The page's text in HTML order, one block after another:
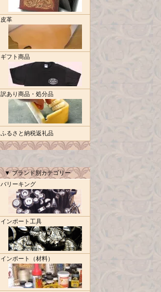
皮革
ギフト商品
訳あり商品・処分品
ふるさと納税返礼品
▼ ブランド別カテゴリー
バリーキング
インポート工具
インポート（材料）